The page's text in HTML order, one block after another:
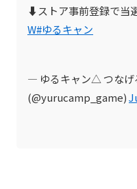
⬇️ストア事前登録で当
W#ゆるキャン
— ゆるキャン△ つなげ
(@yurucamp_game)